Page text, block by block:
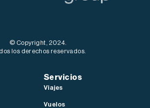
© Copyright, 2024.
los derechos reservados.
Servicios
Viajes
Vuelos